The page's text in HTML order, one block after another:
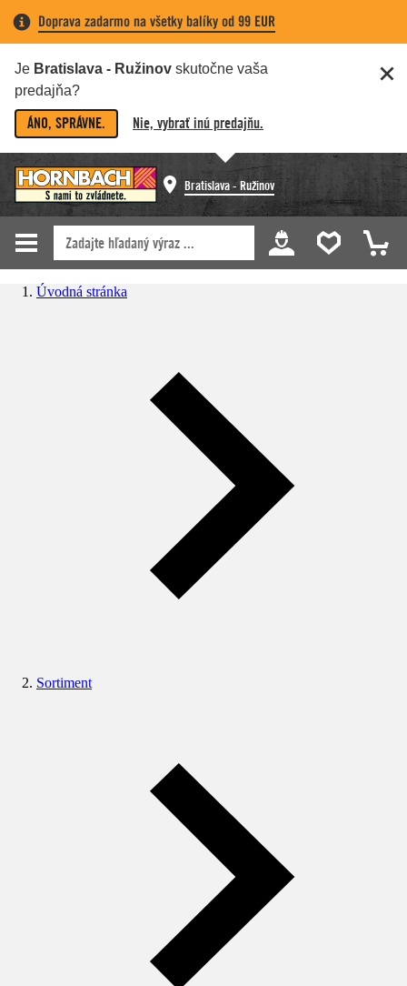
Doprava zadarmo na všetky balíky od 99 EUR
Je Bratislava - Ružinov skutočne vaša
predajňa?
ÁNO, SPRÁVNE. Nie, vybrať inú predajňu.
Bratislava - Ružinov
Úvodná stránka
Sortiment